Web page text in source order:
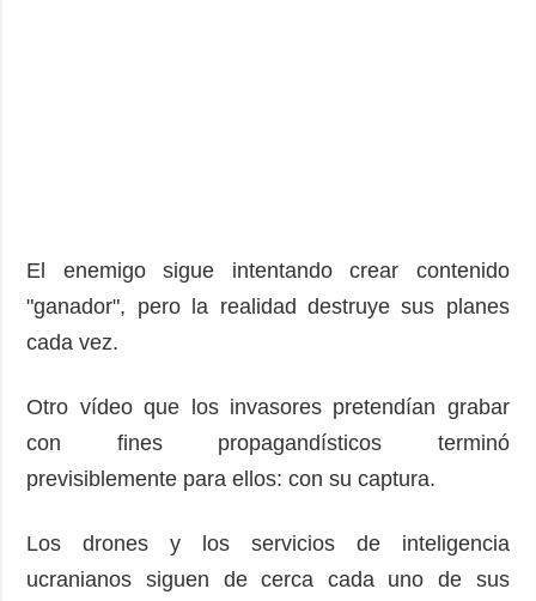
El enemigo sigue intentando crear contenido
"ganador", pero la realidad destruye sus planes
cada vez.
Otro vídeo que los invasores pretendían grabar
con fines propagandísticos terminó
previsiblemente para ellos: con su captura.
Los drones y los servicios de inteligencia
ucranianos siguen de cerca cada uno de sus